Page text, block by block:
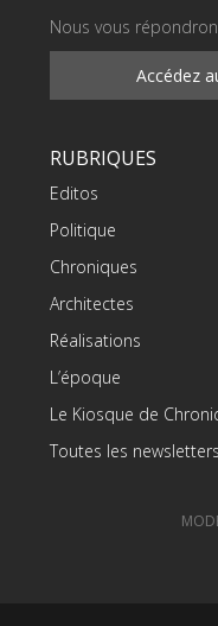
Nous vous
Accédez
RUBRIQUES
Editos
Politique
Chroniques
Architectes
Réalisations
L’époque
Le Kiosque de
Toutes les newsletters